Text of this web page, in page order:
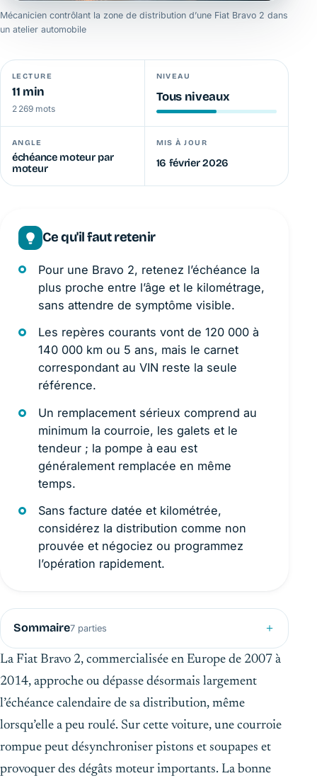
Mécanicien contrôlant la zone de distribution d’une Fiat Bravo 2 dans
un atelier automobile
LECTURE
11 min
2 269 mots
NIVEAU
Tous niveaux
ANGLE
échéance moteur par
moteur
MIS À JOUR
16 février 2026
Ce qu'il faut retenir
Pour une Bravo 2, retenez l’échéance la
plus proche entre l’âge et le kilométrage,
sans attendre de symptôme visible.
Les repères courants vont de 120 000 à
140 000 km ou 5 ans, mais le carnet
correspondant au VIN reste la seule
référence.
Un remplacement sérieux comprend au
minimum la courroie, les galets et le
tendeur ; la pompe à eau est
généralement remplacée en même
temps.
Sans facture datée et kilométrée,
considérez la distribution comme non
prouvée et négociez ou programmez
l’opération rapidement.
Sommaire7 parties
La Fiat Bravo 2, commercialisée en Europe de 2007 à
2014, approche ou dépasse désormais largement
l’échéance calendaire de sa distribution, même
lorsqu’elle a peu roulé. Sur cette voiture, une courroie
rompue peut désynchroniser pistons et soupapes et
provoquer des dégâts moteur importants. La bonne